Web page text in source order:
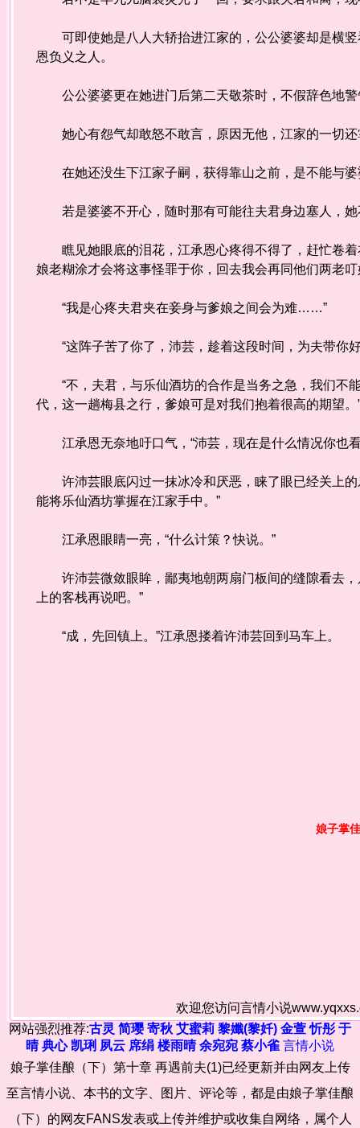
可即使她是八人大轿抬进江家的，公公婆婆却是横竖
恩负义之人。
公公婆婆更在她进门后第二天敬茶时，不假辞色地警
她心有怨气却敢怒不敢言，原因无他，江家的一切还
在她还没生下江家子嗣，获得靠山之前，是不能与婆
若是婆婆不开心，随时那有可能往夫君身边塞人，她
瞧见她眼底的泪花，江承恩心疼得不得了，赶忙卷着
娘老糊涂才会将这事怪罪于你，回去我会再同他们两老叮
“我是心疼夫君夹在妾身与爹娘之间会为难……”
“这阵子苦了你了，沛芸，趁着这段时间，为夫带你
“不，夫君，与乐仙酒坊的合作是当务之急，我们不
代，这一趟梅县之行，爹娘可是对我们抱着很高的期望。
江承恩无奈地吁口气，“沛芸，现在是什么情况你也
许沛芸眼底闪过一抹冰冷和厌恶，睐了眼已经关上的
能将乐仙酒坊掌握在江家手中。”
江承恩眼睛一亮，“什么计策？快说。”
许沛芸微敛眼眸，鄙夷地朝两扇门板间的缝隙看去，
上的客栈再说吧。”
“成，先回镇上。”江承恩搂着许沛芸回到马车上。
娘子掌
欢迎您访问言情小说
网站强烈推荐:古灵 简璎 寄秋 艾蜜莉 黎孅(黎奷) 金萱 忻彤 于
晴 典心 凯琍 夙云 席绢 楼雨晴 余宛宛 蔡小雀 言情小说
娘子掌佳酿（下）第十章 再遇前夫(1)已经更新并由网友上传
至言情小说、本书的文字、图片、评论等，都是由娘子掌佳酿
（下）的网友FANS发表或上传并维护或收集自网络，属个人